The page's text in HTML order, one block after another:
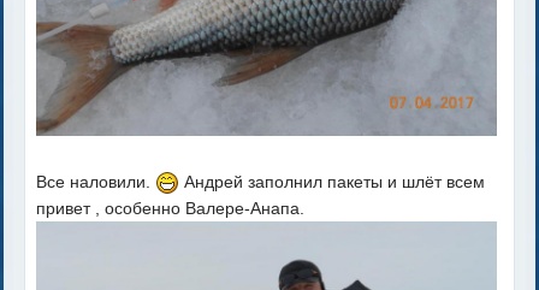
Все наловили.
Андрей заполнил пакеты и шлёт всем
привет , особенно Валере-Анапа.